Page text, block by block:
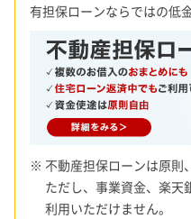
有担保ローンならではの低金
※ 不動産担保ローンは原則
ただし、事業資金、楽天
利用いただけません。